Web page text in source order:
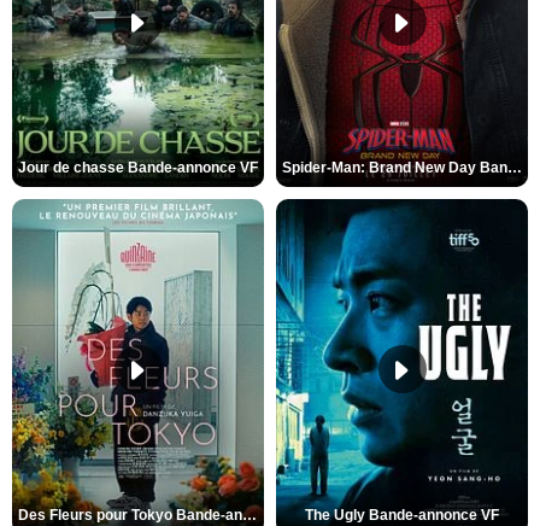
Jour de chasse Bande-annonce VF Spider-Man: Brand New Day Bande-annonce (3) VO STFR
Des Fleurs pour Tokyo Bande-annonce VO STFR The Ugly Bande-annonce VF